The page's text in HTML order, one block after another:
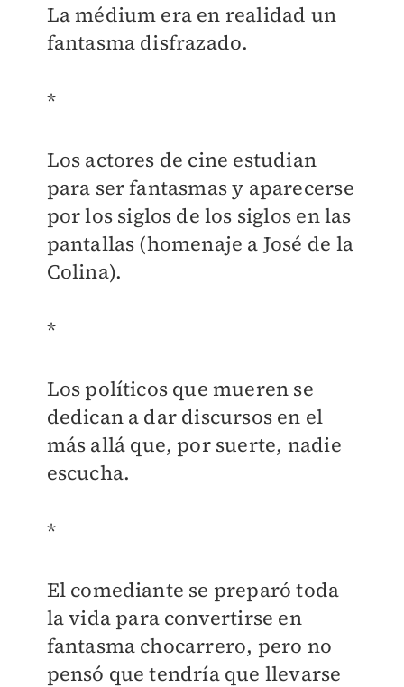
La médium era en realidad un
fantasma disfrazado.
*
Los actores de cine estudian
para ser fantasmas y aparecerse
por los siglos de los siglos en las
pantallas (homenaje a José de la
Colina).
*
Los políticos que mueren se
dedican a dar discursos en el
más allá que, por suerte, nadie
escucha.
*
El comediante se preparó toda
la vida para convertirse en
fantasma chocarrero, pero no
pensó que tendría que llevarse